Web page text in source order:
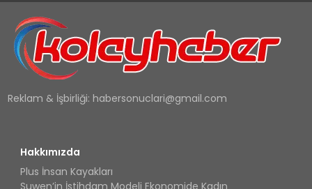
Reklam & İşbirliği: habersonuclari@gmail.com
Hakkımızda
Plus İnsan Kayakları